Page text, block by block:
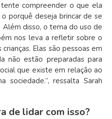
compreender o que ela
porquê deseja brincar de se
Além disso, o tema do uso de
nos leva a refletir sobre o
Elas são pessoas em
não estão preparadas para
que existe em relação ao
ressalta Sarah
de lidar com isso?